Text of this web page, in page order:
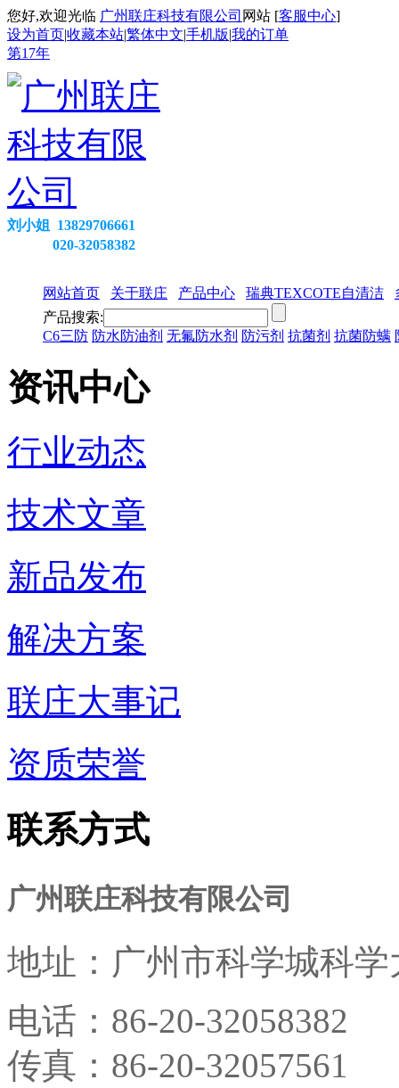
您好,欢迎光临 广州联庄科技有限公司 网站 [客服中心]
设为首页|收藏本站|繁体中文|手机版|我的订单
第17年
刘小姐 13829706661
020-32058382
网站首页 关于联庄 产品中心 瑞典TEXCOTE自清洁
产品搜索:
C6三防 防水防油剂 无氟防水剂 防污剂 抗菌剂 抗菌防螨
资讯中心
行业动态
技术文章
新品发布
解决方案
联庄大事记
资质荣誉
联系方式
广州联庄科技有限公司
地址： 广州市科学城科
电话： 86-20-32058382
传真： 86-20-32057561